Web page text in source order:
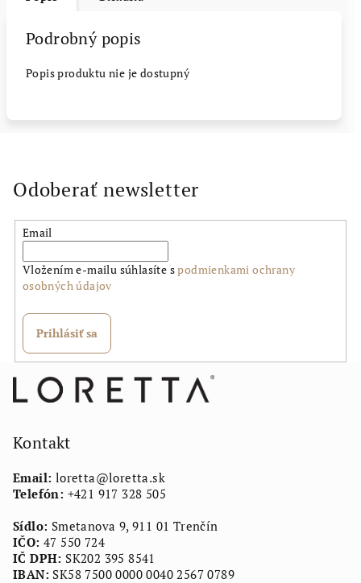
Podrobný popis
Popis produktu nie je dostupný
Odoberať newsletter
Email
Vložením e-mailu súhlasíte spodmienkami ochrany
osobných údajov
Prihlásiť sa
Kontakt
Email: loretta@loretta.sk
Telefón: +421 917 328 505
Sídlo: Smetanova 9, 911 01 Trenčín
IČO: 47 550 724
IČ DPH: SK202 395 8541
IBAN: SK58 7500 0000 0040 2567 0789